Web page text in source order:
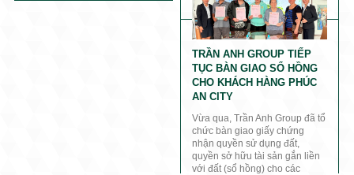
TRẦN ANH GROUP TIẾP
TỤC BÀN GIAO SỔ HỒNG
CHO KHÁCH HÀNG PHÚC
AN CITY
Vừa qua, Trần Anh Group đã tổ
chức bàn giao giấy chứng
nhận quyền sử dụng đất,
quyền sở hữu tài sản gắn liền
với đất (sổ hồng) cho các